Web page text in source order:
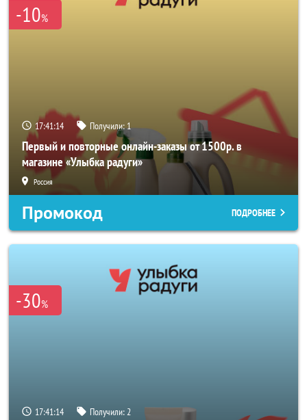
-10%
17:41:14 Получили:1
Первый и повторные онлайн-заказы от 1500р. в
магазине «Улыбка радуги»
Россия
Промокод ПОДРОБНЕЕ
-30%
17:41:14 Получили:2